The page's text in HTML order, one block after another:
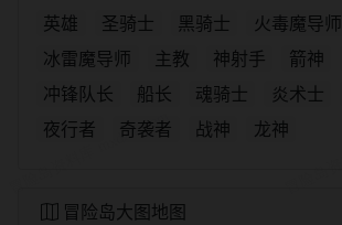
英雄 圣骑士 黑骑士
火毒魔导师
冰雷魔导师
主教 神射手 箭神
冲锋队长
船长 魂骑士 炎术士
夜行者
奇袭者 战神 龙神
冒险岛大图地图